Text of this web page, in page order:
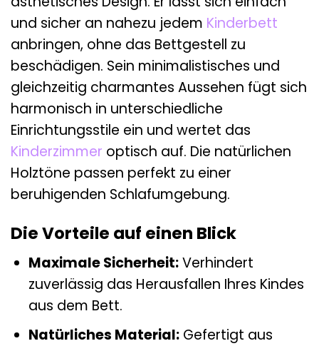
und sicher an nahezu jedem Kinderbett
anbringen, ohne das Bettgestell zu
beschädigen. Sein minimalistisches und
gleichzeitig charmantes Aussehen fügt sich
harmonisch in unterschiedliche
Einrichtungsstile ein und wertet das
Kinderzimmer optisch auf. Die natürlichen
Holztöne passen perfekt zu einer
beruhigenden Schlafumgebung.
Die Vorteile auf einen Blick
Maximale Sicherheit:Verhindert
zuverlässig das Herausfallen Ihres Kindes
aus dem Bett.
Natürliches Material:Gefertigt aus